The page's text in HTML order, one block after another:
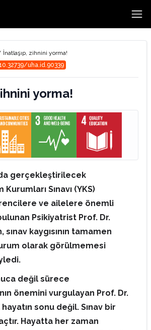
İnatlaşıp, zihnini yorma!
uha.id.90339
yorma!
gerçekleştirilecek
Sınavı (YKS)
ve ailelere önemli
Psikiyatrist Prof. Dr.
kaygısının tamamen
olarak görülmemesi
değil sürece
önemini vurgulayan Prof. Dr.
hayatın sonu değil. Sınav bir
Hayatta her zaman